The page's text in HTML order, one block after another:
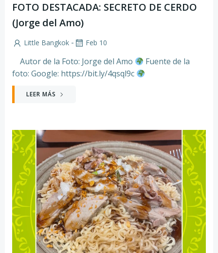
FOTO DESTACADA: SECRETO DE CERDO
(Jorge del Amo)
Little Bangkok - Feb 10
Autor de la Foto: Jorge del Amo
Fuente de la
foto: Google: https://bit.ly/4qsql9c
LEER MÁS